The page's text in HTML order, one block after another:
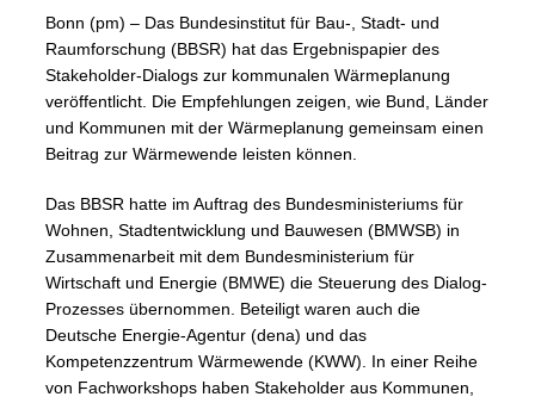
Bonn (pm) – Das Bundesinstitut für Bau-, Stadt- und
Raumforschung (BBSR) hat das Ergebnispapier des
Stakeholder-Dialogs zur kommunalen Wärmeplanung
veröffentlicht. Die Empfehlungen zeigen, wie Bund, Länder
und Kommunen mit der Wärmeplanung gemeinsam einen
Beitrag zur Wärmewende leisten können.
Das BBSR hatte im Auftrag des Bundesministeriums für
Wohnen, Stadtentwicklung und Bauwesen (BMWSB) in
Zusammenarbeit mit dem Bundesministerium für
Wirtschaft und Energie (BMWE) die Steuerung des Dialog-
Prozesses übernommen. Beteiligt waren auch die
Deutsche Energie-Agentur (dena) und das
Kompetenzzentrum Wärmewende (KWW). In einer Reihe
von Fachworkshops haben Stakeholder aus Kommunen,